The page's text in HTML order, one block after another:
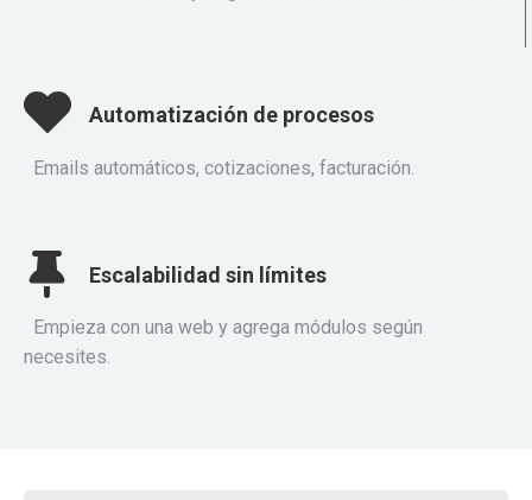
Automatización de procesos
Emails automáticos, cotizaciones, facturación.
Escalabilidad sin límites
Empieza con una web y agrega módulos según
necesites.